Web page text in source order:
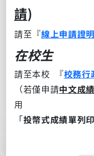
請)
請至『線上申請證
在校生
請至本校 『校務行
（若僅申請中文成
用
「投幣式成績單列